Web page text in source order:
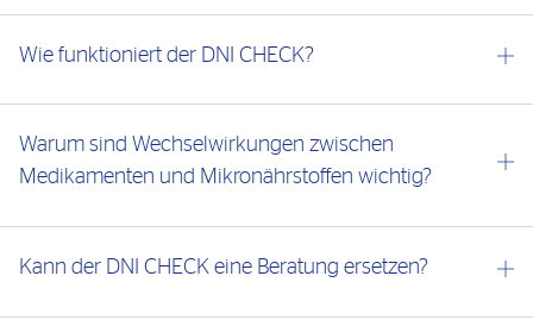
Wie funktioniert der DNI CHECK?
Warum sind Wechselwirkungen zwischen
Medikamenten und Mikronährstoffen wichtig?
Kann der DNI CHECK eine Beratung ersetzen?